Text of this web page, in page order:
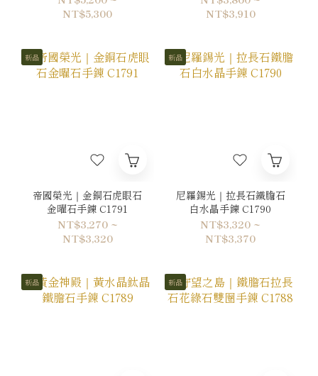
NT$5,300
NT$3,910
新品
帝國榮光｜金銅石虎眼石
金曜石手鍊 C1791
NT$3,270 ~
NT$3,320
新品
尼羅錫光｜拉長石鐵膽石
白水晶手鍊 C1790
NT$3,320 ~
NT$3,370
新品 新品